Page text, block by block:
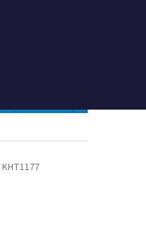
KHT1177